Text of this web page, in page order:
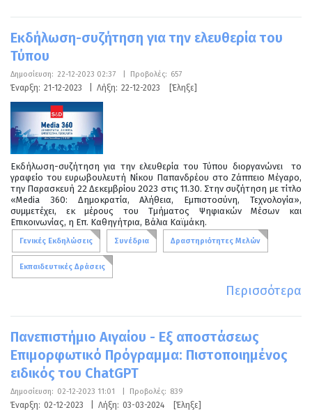
Εκδήλωση-συζήτηση για την ελευθερία του
Τύπου
Δημοσίευση: 22-12-2023 02:37 Προβολές: 657
Έναρξη: 21-12-2023 Λήξη: 22-12-2023 [Έληξε]
Εκδήλωση-συζήτηση για την ελευθερία του Τύπου διοργανώνει το
γραφείο του ευρωβουλευτή Νίκου Παπανδρέου στο Ζάππειο Μέγαρο,
την Παρασκευή 22 Δεκεμβρίου 2023 στις 11.30. Στην συζήτηση με τίτλο
«Media 360: Δημοκρατία, Αλήθεια, Εμπιστοσύνη, Τεχνολογία»,
συμμετέχει, εκ μέρους του Τμήματος Ψηφιακών Μέσων και
Επικοινωνίας, η Επ. Καθηγήτρια, Βάλια Καϊμάκη.
Γενικές Εκδηλώσεις Συνέδρια Δραστηριότητες Μελών
Εκπαιδευτικές Δράσεις
Περισσότερα
Πανεπιστήμιο Αιγαίου - Εξ αποστάσεως
Επιμορφωτικό Πρόγραμμα: Πιστοποιημένος
ειδικός του ChatGPT
Δημοσίευση: 02-12-2023 11:01 Προβολές: 839
Έναρξη: 02-12-2023 Λήξη: 03-03-2024 [Έληξε]